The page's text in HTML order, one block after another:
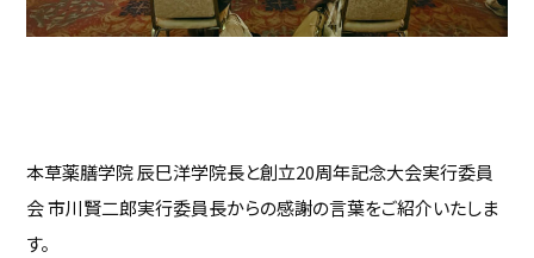
本草薬膳学院 辰巳洋学院長と創立20周年記念大会実行委員
会 市川賢二郎実行委員長からの感謝の言葉をご紹介いたしま
す。